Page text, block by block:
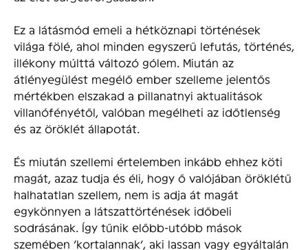
Ez a látásmód emeli a hétköznapi történések
világa fölé, ahol minden egyszerű lefutás, történés,
illékony múlttá változó gólem. Miután az
átlényegülést megélő ember szelleme jelentős
mértékben elszakad a pillanatnyi aktualitások
villanófényétől, valóban megélheti az időtlenség
és az öröklét állapotát.
És miután szellemi értelemben inkább ehhez köti
magát, azaz tudja és éli, hogy ő valójában öröklétű
halhatatlan szellem, nem is adja át magát
egykönnyen a látszattörténések időbeli
sodrásának. Így tűnik előbb-utóbb mások
szemében ’kortalannak’, aki lassan vagy egyáltalán